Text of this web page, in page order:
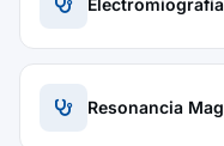
Electromiografía
Resonancia